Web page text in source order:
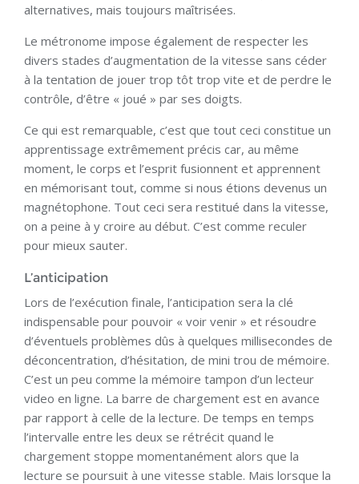
alternatives, mais toujours maîtrisées.
Le métronome impose également de respecter les
divers stades d’augmentation de la vitesse sans céder
à la tentation de jouer trop tôt trop vite et de perdre le
contrôle, d’être « joué » par ses doigts.
Ce qui est remarquable, c’est que tout ceci constitue un
apprentissage extrêmement précis car, au même
moment, le corps et l’esprit fusionnent et apprennent
en mémorisant tout, comme si nous étions devenus un
magnétophone. Tout ceci sera restitué dans la vitesse,
on a peine à y croire au début. C’est comme reculer
pour mieux sauter.
L’anticipation
Lors de l’exécution finale, l’anticipation sera la clé
indispensable pour pouvoir « voir venir » et résoudre
d’éventuels problèmes dûs à quelques millisecondes de
déconcentration, d’hésitation, de mini trou de mémoire.
C’est un peu comme la mémoire tampon d’un lecteur
video en ligne. La barre de chargement est en avance
par rapport à celle de la lecture. De temps en temps
l’intervalle entre les deux se rétrécit quand le
chargement stoppe momentanément alors que la
lecture se poursuit à une vitesse stable. Mais lorsque la